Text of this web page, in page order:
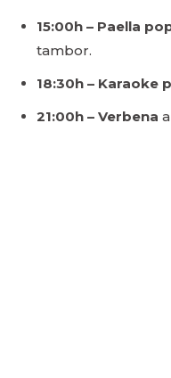
15:00h – Paella
tambor.
18:30h – Karaoke
21:00h – Verbena